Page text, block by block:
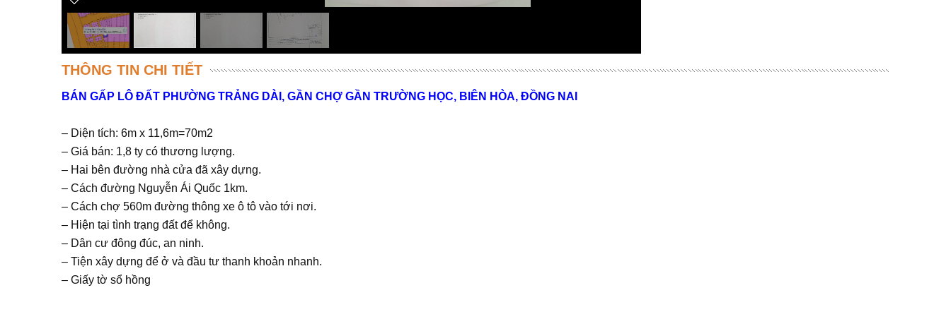
THÔNG TIN CHI TIẾT
BÁN GẤP LÔ ĐẤT PHƯỜNG TRẢNG DÀI, GẦN CHỢ GẦN TRƯỜNG HỌC, BIÊN HÒA, ĐỒNG NAI
– Diện tích: 6m x 11,6m=70m2
– Giá bán: 1,8 ty có thương lượng.
– Hai bên đường nhà cửa đã xây dựng.
– Cách đường Nguyễn Ái Quốc 1km.
– Cách chợ 560m đường thông xe ô tô vào tới nơi.
– Hiện tại tình trạng đất để không.
– Dân cư đông đúc, an ninh.
– Tiện xây dựng để ở và đầu tư thanh khoản nhanh.
– Giấy tờ sổ hồng